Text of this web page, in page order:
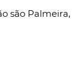
são Palmeira,